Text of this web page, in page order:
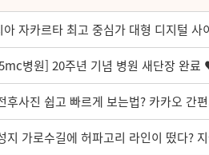
아 자카르타 최고 중심가 대형 디지털
병원] 20주년 기념 병원 새단장 완료
후사진 쉽고 빠르게 보는법? 카카오 간
지 가로수길에 허파고리 라인이 떴다?